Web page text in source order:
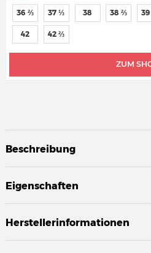
ZUM
36 ⅔ 37 ⅓ 38 38 ⅔
42 42 ⅔
Beschreibung
Eigenschaften
Herstellerinformationen